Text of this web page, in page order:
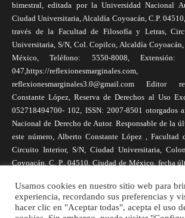
bimestral, editada por la Universidad Nacional
Ciudad Universitaria, Alcaldía Coyoacán, C.P.
través de la Facultad de Filosofía y Letras,
Universitaria, S/N, Col. Copilco, Alcaldía
México, Teléfono: 5550-8008, Extensión:
047,https://reflexionesmarginales.com,
reflexionesmarginales3.0@gmail.com Editor
Constante López, Reserva de Derechos al Uso
052718494700- 102, ISSN: 2007-8501 otorgados
Nacional de Derecho de Autor. Responsable de la
este número, Alberto Constante López , Facultad
Circuito Interior, S/N, Ciudad Universitaria,
Coyoacán, C. P., 04510, Ciudad de México, fecha
necesariamente reflejan la postura de la revista, ni
Autónoma de México. Los autores son
sus artículos. Se autoriza la reproducción total o
Usamos cookies en nuestro sitio web para
experiencia, recordando sus preferencias y
hacer clic en "Aceptar todas", acepta el uso